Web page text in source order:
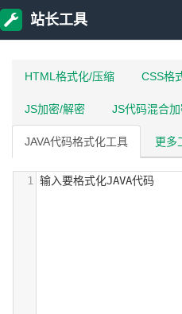
站长工具
HTML格式化/压缩 CSS格
JS加密/解密 JS代码混合
JAVA代码格式化工具 更多
输入要格式化JAVA代码
1